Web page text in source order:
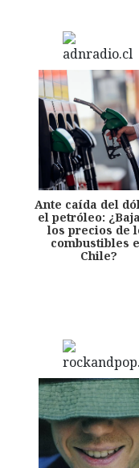
Ante caída del
el petróleo:
los precios de
combustibles
Chile?